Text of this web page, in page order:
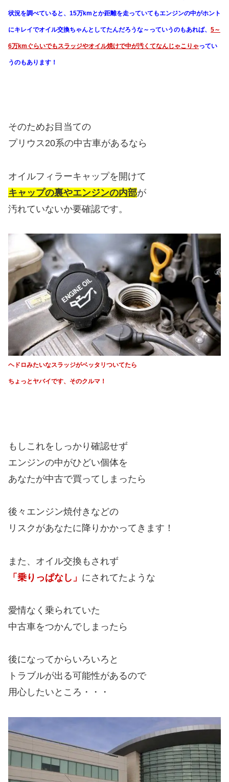
状況を調べていると、15万kmとか距離を走っていてもエンジンの中がホント
にキレイでオイル交換ちゃんとしてたんだろうな～っていうのもあれば、 5～
6万kmぐらいでもスラッジやオイル焼けで中が汚くてなんじゃこりゃってい
うのもあります！
そのためお目当ての
プリウス20系の中古車があるなら
オイルフィラーキャップを開けて
キャップの裏やエンジンの内部が
汚れていないか要確認です。
ヘドロみたいなスラッジがベッタリついてたら
ちょっとヤバイです、そのクルマ！
もしこれをしっかり確認せず
エンジンの中がひどい個体を
あなたが中古で買ってしまったら
後々エンジン焼付きなどの
リスクがあなたに降りかかってきます！
また、オイル交換もされず
「乗りっぱなし」 にされてたような
愛情なく乗られていた
中古車をつかんでしまったら
後になってからいろいろと
トラブルが出る可能性があるので
用心したいところ・・・